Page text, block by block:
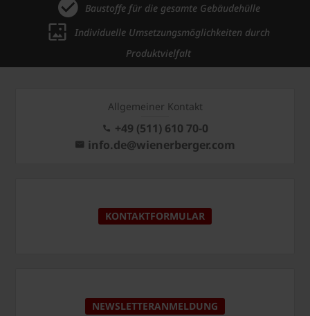
Baustoffe für die gesamte Gebäudehülle
Individuelle Umsetzungsmöglichkeiten durch
Produktvielfalt
Allgemeiner Kontakt
+49 (511) 610 70-0
info.de@wienerberger.com
KONTAKTFORMULAR
NEWSLETTERANMELDUNG